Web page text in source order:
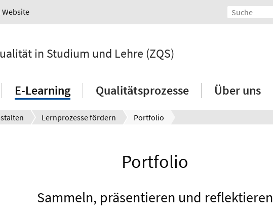
in Studium und Lehre (ZQS)
E-Learning Qualitätsprozesse Über uns
Lernprozesse fördern Portfolio
Portfolio
Sammeln, präsentieren und reflektieren